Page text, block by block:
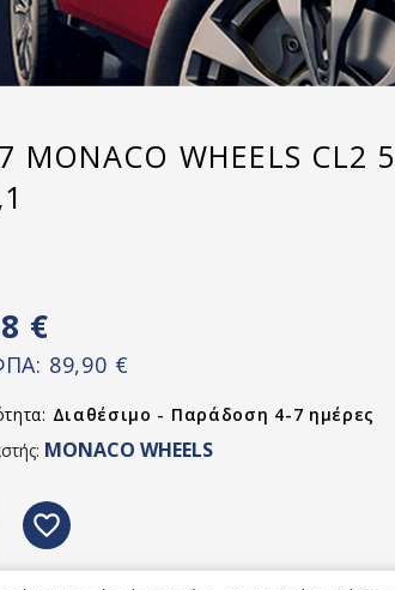
MONACO WHEELS CL2
€
89,90 €
Διαθέσιμο - Παράδοση 4-7 ημέρες
MONACO WHEELS
favorite_border